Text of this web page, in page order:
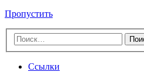
Пропустить
Ссылки